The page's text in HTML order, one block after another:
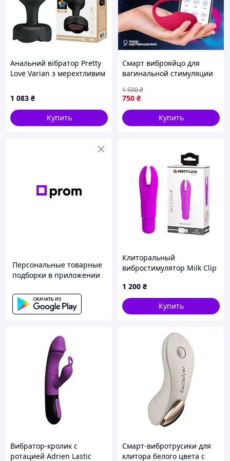
Анальний вібратор Pretty
Love Varian з мерехтливим
10.8 х 3.8 см
1 083 ₴
Купить
Смарт виброяйцо для
вагинальной стимуляции
приложение),Вибратор-
массажер для точки
G,вагины qwert
750 ₴
1 500₴
Купить
Персональные товарные
подборки в приложении
Клиторальный
вибростимулятор Milk Clip
1 200 ₴
Купить
Вибратор-кролик с
ротацией Adrien Lastic
Смарт-вибротрусики для
клитора белого цвета с